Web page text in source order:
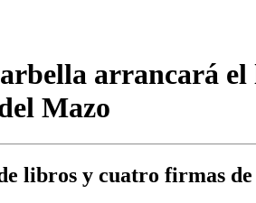
arrancará el
Mazo
libros y cuatro firmas